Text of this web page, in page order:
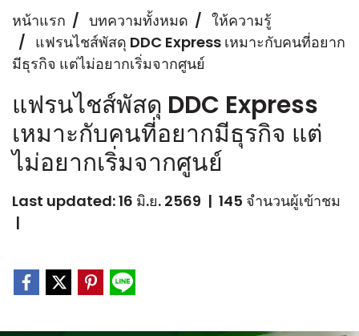
หน้าแรก บทความทั้งหมด
ให้ความรู้
แฟรนไชส์พัสดุ DDC Express เหมาะกับคนที่อยาก
มีธุรกิจ แต่ไม่อยากเริ่มจากศูนย์
แฟรนไชส์พัสดุ DDC Express
เหมาะกับคนที่อยากมีธุรกิจ แต่
ไม่อยากเริ่มจากศูนย์
Last updated: 16 มิ.ย. 2569 | 145 จำนวนผู้เข้าชม
|